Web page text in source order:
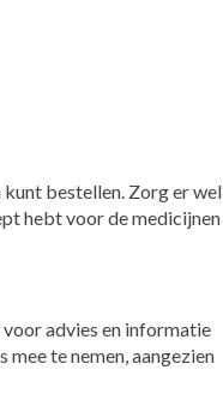
bestellen. Zorg er wel
hebt voor de medicijnen
advies en informatie
te nemen, aangezien